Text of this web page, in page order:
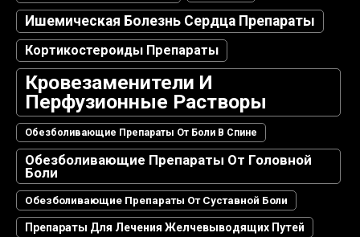
Ишемическая Болезнь Сердца Препараты
Кортикостероиды Препараты
Кровезаменители И
Перфузионные Растворы
Обезболивающие Препараты От Боли В Спине
Обезболивающие Препараты От Головной
Боли
Обезболивающие Препараты От Суставной Боли
Препараты Для Лечения Желчевыводящих Путей